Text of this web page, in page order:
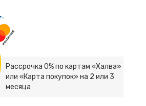
Рассрочка 0% по картам «Халва»
или «Карта покупок» на 2 или 3
месяца